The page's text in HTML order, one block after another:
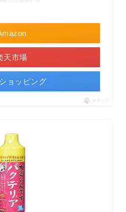
天市場
ョッピング
ポチップ